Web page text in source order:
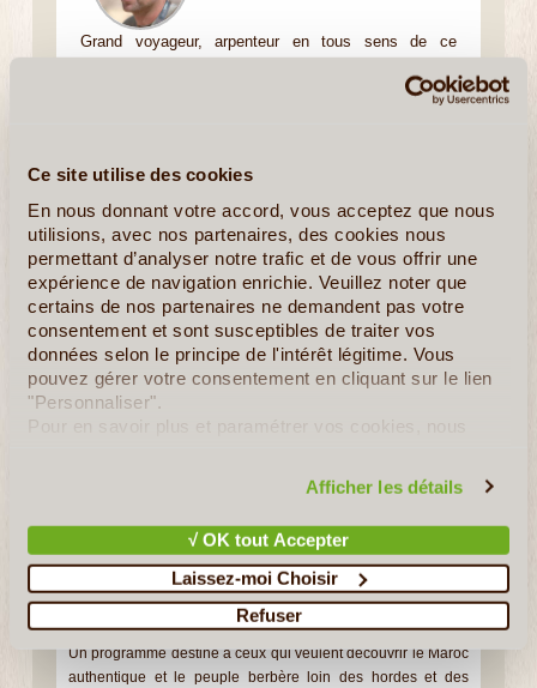
Ce site utilise des cookies
En nous donnant votre accord, vous acceptez que nous
utilisions, avec nos partenaires, des cookies nous
permettant d’analyser notre trafic et de vous offrir une
expérience de navigation enrichie. Veuillez noter que
certains de nos partenaires ne demandent pas votre
consentement et sont susceptibles de traiter vos
données selon le principe de l'intérêt légitime. Vous
pouvez gérer votre consentement en cliquant sur le lien
"Personnaliser".
Pour en savoir plus et paramétrer vos cookies, nous
Afficher les détails
√ OK tout Accepter
Laissez-moi Choisir
Refuser
Grand voyageur, arpenteur en tous sens de ce
grand N, j'ai trouvé en pays berbère un équilibre de vie
Composer mon voyage
Immersion dans le Haut Atlas Berbère Profond
Un programme destiné à ceux qui veulent découvrir le Maroc
authentique et le peuple berbère loin des hordes et des